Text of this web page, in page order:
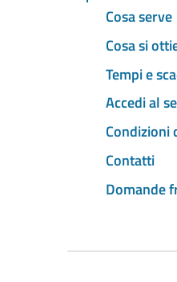
Cosa serve
Cosa si
Tempi e
Accedi al
Condizioni
Contatti
Domande